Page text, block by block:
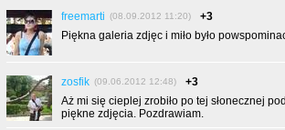
freemarti (08.09.2012 11:20)
+3
Piękna galeria zdjęc i miło było
zosfik (09.06.2012 12:48)
+3
Aż mi się cieplej zrobiło po tej słonecznej
piękne zdjęcia. Pozdrawiam.